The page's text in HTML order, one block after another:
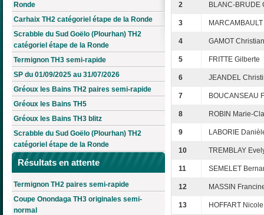
Ronde
Carhaix TH2 catégoriel étape de la Ronde
Scrabble du Sud Goëlo (Plourhan) TH2
catégoriel étape de la Ronde
Termignon TH3 semi-rapide
SP du 01/09/2025 au 31/07/2026
Gréoux les Bains TH2 paires semi-rapide
Gréoux les Bains TH5
Gréoux les Bains TH3 blitz
Scrabble du Sud Goëlo (Plourhan) TH2
catégoriel étape de la Ronde
Résultats en attente
Termignon TH2 paires semi-rapide
Coupe Onondaga TH3 originales semi-
normal
2 BLANC-BRUDE
3
4 GAMOT
5 FRITTE Gilberte
6 JEANDEL
7 BOUCANSEAU
8 ROBIN Marie-
9 LABORIE
10 TREMBLAY
11 SEMELET
12 MASSIN
13 HOFFART Nicole